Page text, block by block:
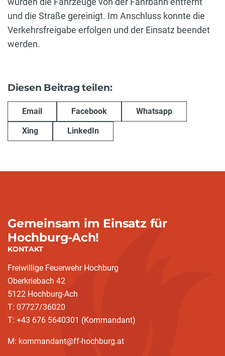
und die Straße gereinigt. Im Anschluss konnte die
Verkehrsfreigabe erfolgen und der Einsatz beendet
werden.
Diesen Beitrag teilen:
Email Facebook Whatsapp
Xing LinkedIn
Gemeinsam im Einsatz für
Hochburg-Ach!
KONTAKT
Freiwillige Feuerwehr Hochburg
Oberkriebach 42
5122 Hochburg-Ach
T: 07727/36020
T: +43 676 5640301 (Kommandant)
M: kommandant@ff-hochburg.at